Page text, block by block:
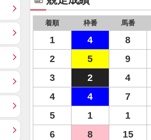
着順 枠番 馬番
1 4 8
2
5 9
3
2 4
4
4 7
5
1 1
6
8 15